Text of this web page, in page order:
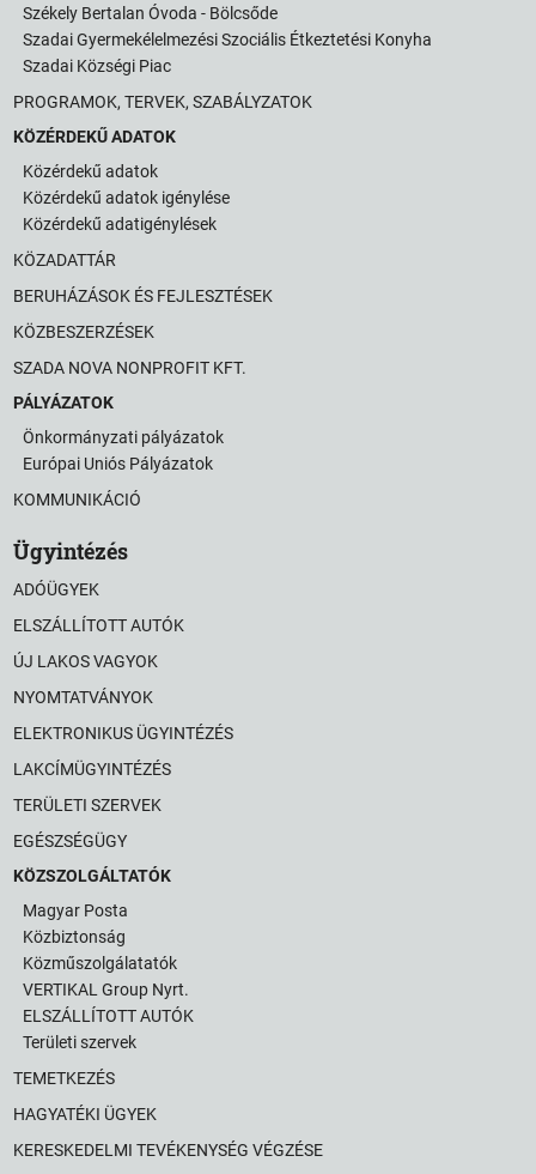
Székely Bertalan Óvoda - Bölcsőde
Szadai Gyermekélelmezési Szociális Étkeztetési Konyha
Szadai Községi Piac
PROGRAMOK, TERVEK, SZABÁLYZATOK
KÖZÉRDEKŰ ADATOK
Közérdekű adatok
Közérdekű adatok igénylése
Közérdekű adatigénylések
KÖZADATTÁR
BERUHÁZÁSOK ÉS FEJLESZTÉSEK
KÖZBESZERZÉSEK
SZADA NOVA NONPROFIT KFT.
PÁLYÁZATOK
Önkormányzati pályázatok
Európai Uniós Pályázatok
KOMMUNIKÁCIÓ
Ügyintézés
ADÓÜGYEK
ELSZÁLLÍTOTT AUTÓK
ÚJ LAKOS VAGYOK
NYOMTATVÁNYOK
ELEKTRONIKUS ÜGYINTÉZÉS
LAKCÍMÜGYINTÉZÉS
TERÜLETI SZERVEK
EGÉSZSÉGÜGY
KÖZSZOLGÁLTATÓK
Magyar Posta
Közbiztonság
Közműszolgálatatók
VERTIKAL Group Nyrt.
ELSZÁLLÍTOTT AUTÓK
Területi szervek
TEMETKEZÉS
HAGYATÉKI ÜGYEK
KERESKEDELMI TEVÉKENYSÉG VÉGZÉSE